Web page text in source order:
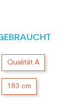
Qualität A
183 cm